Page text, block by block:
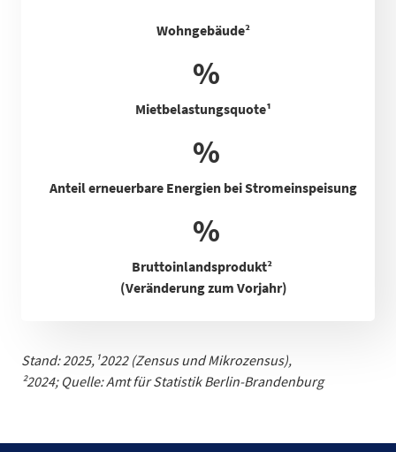
Wohngebäude²
%
Mietbelastungsquote¹
%
Anteil erneuerbare Energien bei Stromeinspeisung
%
Bruttoinlandsprodukt²
(Veränderung zum Vorjahr)
Stand: 2025, ¹2022 (Zensus und Mikrozensus),
²2024; Quelle: Amt für Statistik Berlin-Brandenburg